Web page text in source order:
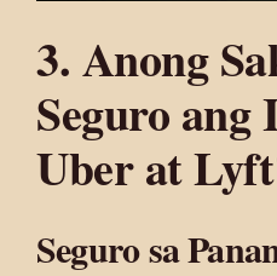
3. Anong
Seguro
Uber at
Seguro sa